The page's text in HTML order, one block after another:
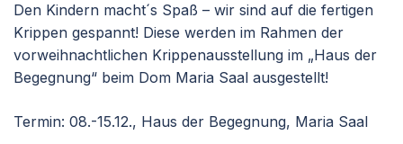
Den Kindern macht´s Spaß – wir sind auf die fertigen
Krippen gespannt! Diese werden im Rahmen der
vorweihnachtlichen Krippenausstellung im „Haus der
Begegnung“ beim Dom Maria Saal ausgestellt!
Termin: 08.-15.12., Haus der Begegnung, Maria Saal